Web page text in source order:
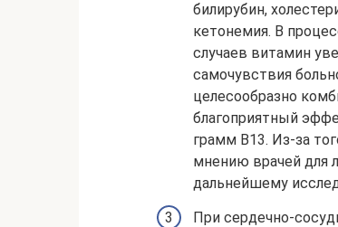
билирубин,
кетонемия. В
случаев витамин
самочувствия
целесообразно
благоприятный
грамм В13. Из-за
мнению врачей для
дальнейшему
При сердечно-